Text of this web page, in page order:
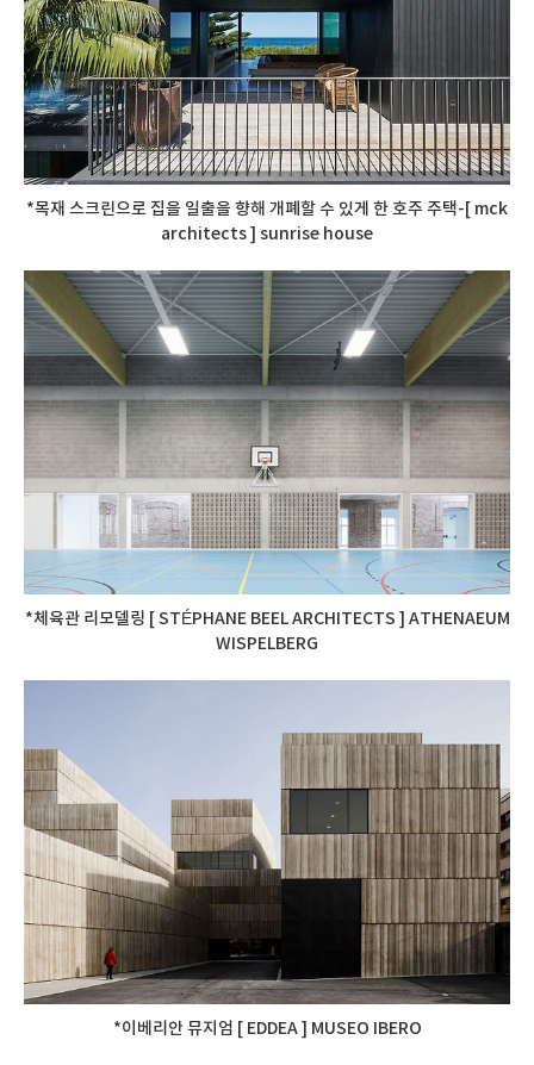
*목재 스크린으로 집을 일출을 향해 개폐할 수 있게 한 호주 주택-[ mck
architects ] sunrise house
*체육관 리모델링 [ STÉPHANE BEEL ARCHITECTS ] ATHENAEUM
WISPELBERG
*이베리안 뮤지엄 [ EDDEA ] MUSEO IBERO